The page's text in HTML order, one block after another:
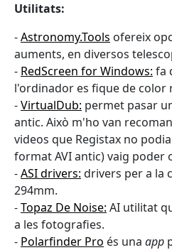
Utilitats:
-Astronomy.Tools ofereix
auments, en diversos
- RedScreen for Windows: fa
l'ordinador es fique de color
-VirtualDub: permet pasar
antic. Això m'ho van
videos que Registax no
format AVI antic) vaig poder
-ASI drivers: drivers per a la
294mm.
-Topaz De Noise: AI utilitat
a les fotografies.
- Polarfinder Pro és una app